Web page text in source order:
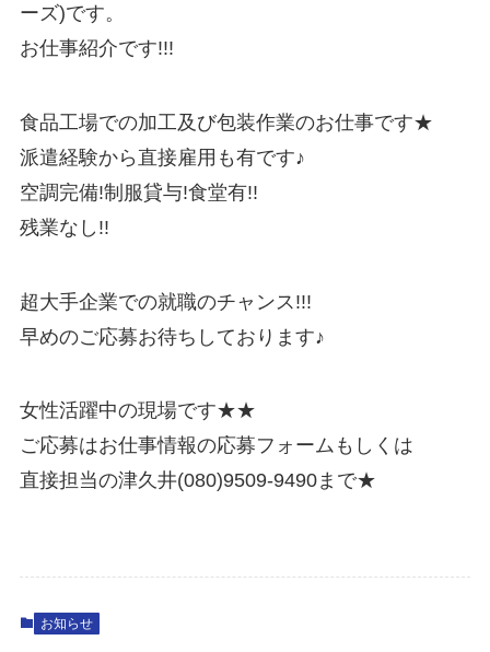
ーズ)です。
お仕事紹介です!!!
食品工場での加工及び包装作業のお仕事です★
派遣経験から直接雇用も有です♪
空調完備!制服貸与!食堂有!!
残業なし!!
超大手企業での就職のチャンス!!!
早めのご応募お待ちしております♪
女性活躍中の現場です★★
ご応募はお仕事情報の応募フォームもしくは
直接担当の津久井(080)9509-9490まで★
お知らせ